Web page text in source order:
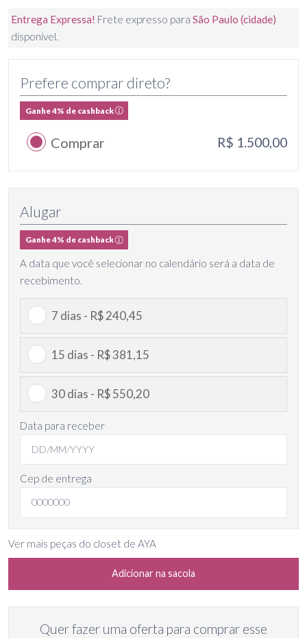
Entrega Expressa! Frete expresso para São Paulo (cidade)
disponível.
Prefere comprar direto?
Ganhe 4% de cashback
Comprar R$ 1.500,00
Alugar
Ganhe 4% de cashback
A data que você selecionar no calendário será a data de
recebimento.
7 dias - R$ 240,45
15 dias - R$ 381,15
30 dias - R$ 550,20
Data para receber
Cep de entrega
Ver mais peças do closet de AYA
Adicionar na sacola
Quer fazer uma oferta para comprar esse